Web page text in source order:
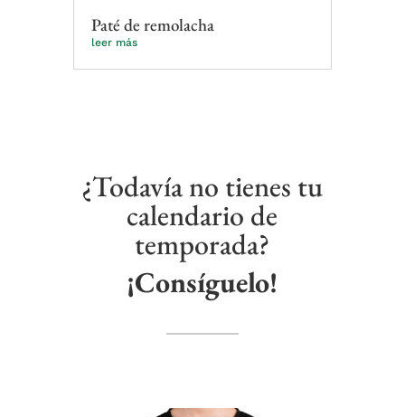
Paté de remolacha
leer más
¿Todavía no tienes tu
calendario de
temporada?
¡Consíguelo!